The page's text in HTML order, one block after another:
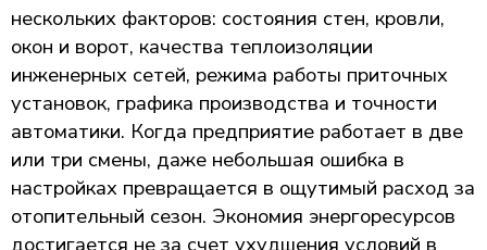
нескольких факторов: состояния стен, кровли,
окон и ворот, качества теплоизоляции
инженерных сетей, режима работы приточных
установок, графика производства и точности
автоматики. Когда предприятие работает в две
или три смены, даже небольшая ошибка в
настройках превращается в ощутимый расход за
отопительный сезон. Экономия энергоресурсов
достигается не за счет ухудшения условий в